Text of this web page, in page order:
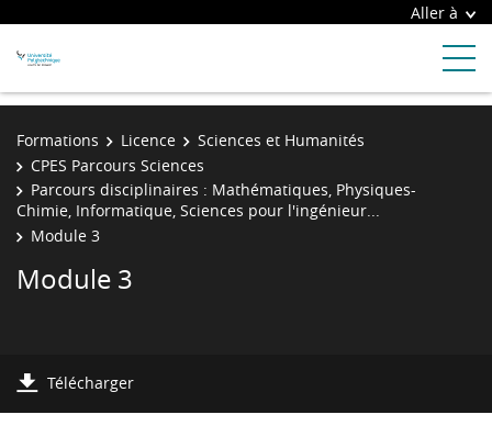
Aller à
Formations Licence
Sciences et Humanités
CPES Parcours Sciences
Parcours disciplinaires : Mathématiques, Physiques-
Chimie, Informatique, Sciences pour l'ingénieur...
Module 3
Module 3
Télécharger